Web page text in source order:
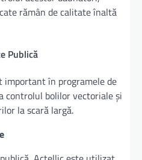
rămân de calitate înaltă
Publică
în programele de
controlul bolilor vectoriale și
la scară largă.